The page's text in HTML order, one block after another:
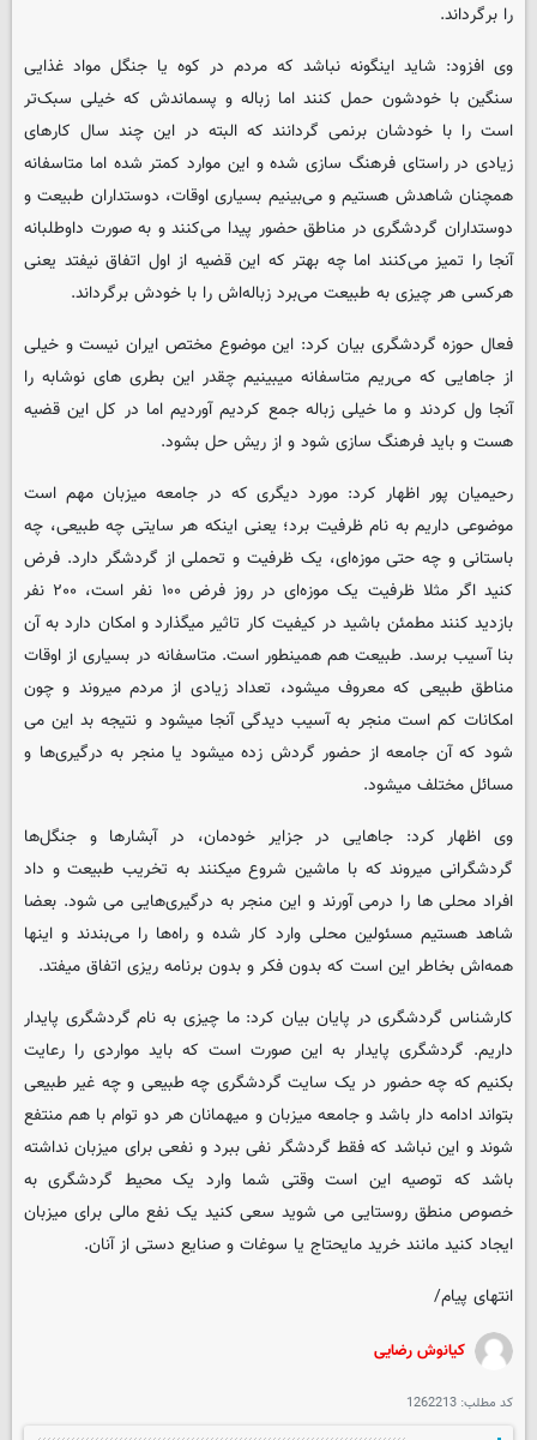
را برگرداند.
وی افزود: شاید اینگونه نباشد که مردم در کوه یا جنگل مواد غذایی
سنگین با خودشون حمل کنند اما زباله و پسماندش که خیلی سبک‌تر
است را با خودشان برنمی گردانند که البته در این چند سال کارهای
زیادی در راستای فرهنگ سازی شده و این موارد کمتر شده اما متاسفانه
همچنان شاهدش هستیم و می‌بینیم بسیاری اوقات، دوستداران طبیعت و
دوستداران گردشگری در مناطق حضور پیدا می‌کنند و به صورت داوطلبانه
آنجا را تمیز می‌کنند اما چه بهتر که این قضیه از اول اتفاق نیفتد یعنی
هرکسی هر چیزی به طبیعت می‌برد زباله‌اش را با خودش برگرداند.
فعال حوزه گردشگری بیان کرد: این موضوع مختص ایران نیست و خیلی
از جاهایی که می‌ریم متاسفانه میبینیم چقدر این بطری های نوشابه را
آنجا ول کردند و ما خیلی زباله جمع کردیم آوردیم اما در کل این قضیه
هست و باید فرهنگ سازی شود و از ریش حل بشود.
رحیمیان پور اظهار کرد: مورد دیگری که در جامعه میزبان مهم است
موضوعی داریم به نام ظرفیت برد؛ یعنی اینکه هر سایتی چه طبیعی، چه
باستانی و چه حتی موزه‌ای، یک ظرفیت و تحملی از گردشگر دارد. فرض
کنید اگر مثلا ظرفیت یک موزه‌ای در روز فرض ۱۰۰ نفر است، ۲۰۰ نفر
بازدید کنند مطمئن باشید در کیفیت کار تاثیر میگذارد و امکان دارد به آن
بنا آسیب برسد. طبیعت هم همینطور است. متاسفانه در بسیاری از اوقات
مناطق طبیعی که معروف میشود، تعداد زیادی از مردم میروند و چون
امکانات کم است منجر به آسیب دیدگی آنجا میشود و نتیجه بد این می
شود که آن جامعه از حضور گردش زده میشود یا منجر به درگیری‌ها و
مسائل مختلف میشود.
وی اظهار کرد: جاهایی در جزایر خودمان، در آبشارها و جنگل‌ها
گردشگرانی میروند که با ماشین شروع میکنند به تخریب طبیعت و داد
افراد محلی ها را درمی آورند و این منجر به درگیری‌هایی می شود. بعضا
شاهد هستیم مسئولین محلی وارد کار شده و راه‌ها را می‌بندند و اینها
همه‌اش بخاطر این است که بدون فکر و بدون برنامه ریزی اتفاق میفتد.
کارشناس گردشگری در پایان بیان کرد: ما چیزی به نام گردشگری پایدار
داریم. گردشگری پایدار به این صورت است که باید مواردی را رعایت
بکنیم که چه حضور در یک سایت گردشگری چه طبیعی و چه غیر طبیعی
بتواند ادامه دار باشد و جامعه میزبان و میهمانان هر دو توام با هم منتفع
شوند و این نباشد که فقط گردشگر نفی ببرد و نفعی برای میزبان نداشته
باشد که توصیه این است وقتی شما وارد یک محیط گردشگری به
خصوص منطق روستایی می شوید سعی کنید یک نفع مالی برای میزبان
ایجاد کنید مانند خرید مایحتاج یا سوغات و صنایع دستی از آنان.
انتهای پیام/
کیانوش رضایی
کد مطلب: 1262213